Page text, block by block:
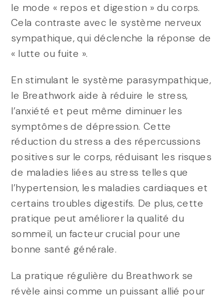
le mode « repos et digestion » du corps.
Cela contraste avec le système nerveux
sympathique, qui déclenche la réponse de
« lutte ou fuite ».
En stimulant le système parasympathique,
le Breathwork aide à réduire le stress,
l’anxiété et peut même diminuer les
symptômes de dépression. Cette
réduction du stress a des répercussions
positives sur le corps, réduisant les risques
de maladies liées au stress telles que
l’hypertension, les maladies cardiaques et
certains troubles digestifs. De plus, cette
pratique peut améliorer la qualité du
sommeil, un facteur crucial pour une
bonne santé générale.
La pratique régulière du Breathwork se
révèle ainsi comme un puissant allié pour